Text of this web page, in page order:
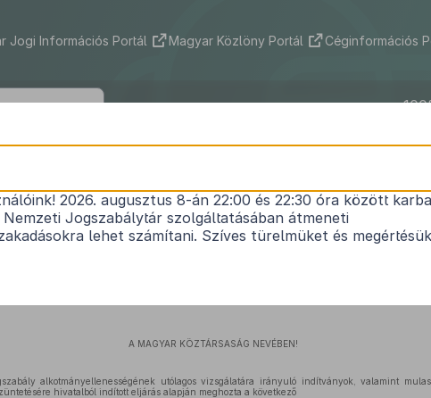
Jogi Információs Portál Magyar Közlöny Portál Céginformációs
37/1992. (VI. 10.) AB határozat1
A MAGYAR KÖZTÁRSASÁG NEVÉBEN!
alkotmányellenességének utólagos vizsgálatára irányuló indítványok, valamint
hivatalból indított eljárás alapján meghozta a következő
2026. augusztus 8-án 22:00 és 22:30 óra között
Jogszabálytár szolgáltatásában átmeneti
lehet számítani. Szíves türelmüket és